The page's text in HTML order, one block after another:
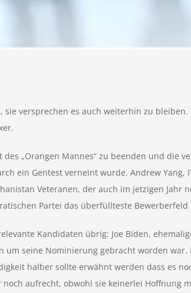
versprechen es auch weiterhin zu
„Orangen Mannes“ zu beenden und die
ein Gentest verneint wurde. Andrew Yang,
Veteranen, der auch im jetzigen Jahr
Partei das überfüllteste Bewerberfeld
Kandidaten übrig: Joe Biden,
seine Nominierung gebracht worden
halber sollte erwähnt werden dass es
aufrecht, obwohl sie keinerlei Hoffnung